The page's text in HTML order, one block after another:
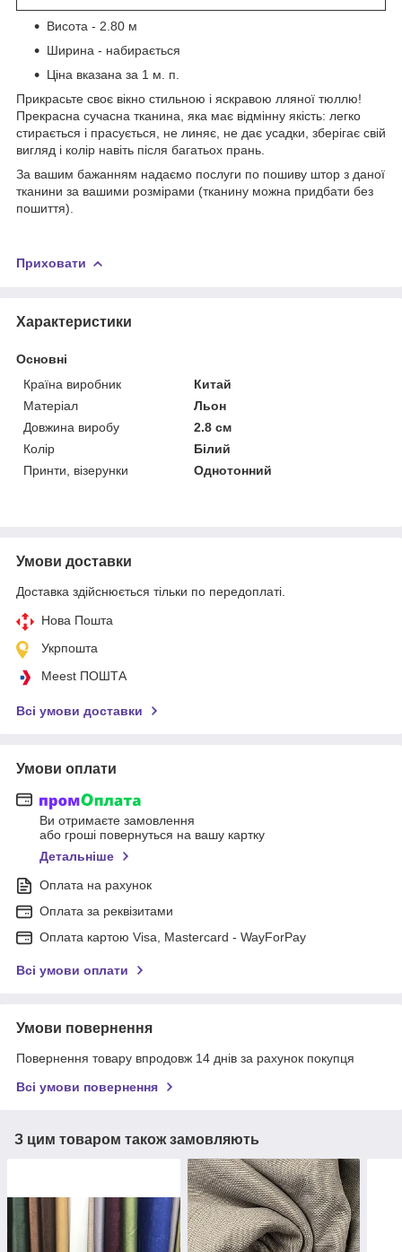
Висота - 2.80 м
Ширина - набирається
Ціна вказана за 1 м. п.
Прикрасьте своє вікно стильною і яскравою лляної тюллю!
Прекрасна сучасна тканина, яка має відмінну якість: легко
стирається і прасується, не линяє, не дає усадки, зберігає свій
вигляд і колір навіть після багатьох прань.
За вашим бажанням надаємо послуги по пошиву штор з даної
тканини за вашими розмірами (тканину можна придбати без
пошиття).
Приховати
Характеристики
Основні
Країна виробник
Китай
Матеріал
Льон
Довжина виробу
2.8 см
Колір
Білий
Принти, візерунки
Однотонний
Умови доставки
Доставка здійснюється тільки по передоплаті.
Нова Пошта
Укрпошта
Meest ПОШТА
Всі умови доставки
Умови оплати
Ви отримаєте замовлення
або гроші повернуться на вашу картку
Детальніше
Оплата на рахунок
Оплата за реквізитами
Оплата картою Visa, Mastercard - WayForPay
Всі умови оплати
Умови повернення
Повернення товару впродовж 14 днів за рахунок покупця
Всі умови повернення
З цим товаром також замовляють